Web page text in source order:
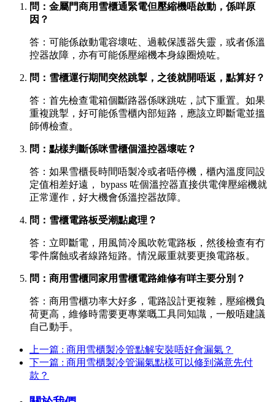
問：金屬門商用雪櫃通緊電但壓縮機唔啟動，係咩原
因？
答：可能係啟動電容壞咗、過載保護器失靈，或者係溫
控器故障，亦有可能係壓縮機本身線圈燒咗。
問：雪櫃運行期間突然跳掣，之後就開唔返，點算好？
答：首先檢查電箱個斷路器係咪跳咗，試下重置。如果
重複跳掣，好可能係雪櫃內部短路，應該立即斷電並搵
師傅檢查。
問：點樣判斷係咪雪櫃個溫控器壞咗？
答：如果雪櫃長時間唔製冷或者唔停機，櫃內溫度同設
定值相差好遠， bypass 咗個溫控器直接供電俾壓縮機就
正常運作，好大機會係溫控器故障。
問：雪櫃電路板受潮點處理？
答：立即斷電，用風筒冷風吹乾電路板，然後檢查有冇
零件腐蝕或者線路短路。情況嚴重就要更換電路板。
問：商用雪櫃同家用雪櫃電路維修有咩主要分別？
答：商用雪櫃功率大好多，電路設計更複雜，壓縮機負
荷更高，維修時需要更專業嘅工具同知識，一般唔建議
自己動手。
上一篇 : 商用雪櫃製冷管點解安裝唔好會漏氣？
下一篇 : 商用雪櫃製冷管漏氣點樣可以修到滿意先付
款？